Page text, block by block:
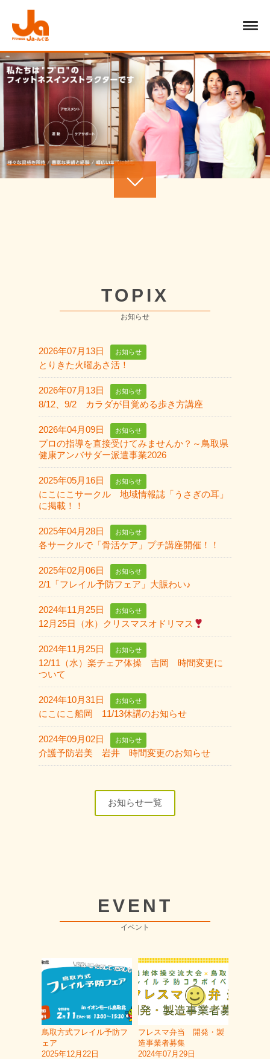
TOPIX
お知らせ
2026年07月13日 お知らせ
とりきた火曜あさ活！
2026年07月13日 お知らせ
8/12、9/2 カラダが目覚める歩き方講座
2026年04月09日 お知らせ
プロの指導を直接受けてみませんか？～鳥取県
健康アンバサダー派遣事業2026
2025年05月16日 お知らせ
にこにこサークル 地域情報誌「うさぎの耳」
に掲載！！
2025年04月28日 お知らせ
各サークルで「骨活ケア」プチ講座開催！！
2025年02月06日 お知らせ
2/1「フレイル予防フェア」大賑わい♪
2024年11月25日 お知らせ
12月25日（水）クリスマスオドリマス
2024年11月25日 お知らせ
12/11（水）楽チェア体操 吉岡 時間変更に
ついて
2024年10月31日 お知らせ
にこにこ船岡 11/13休講のお知らせ
2024年09月02日 お知らせ
介護予防岩美 岩井 時間変更のお知らせ
お知らせ一覧
EVENT
イベント
鳥取方式フレイル予防フ
ェア
2025年12月22日
フレスマ弁当 開発・製
造事業者募集
2024年07月29日